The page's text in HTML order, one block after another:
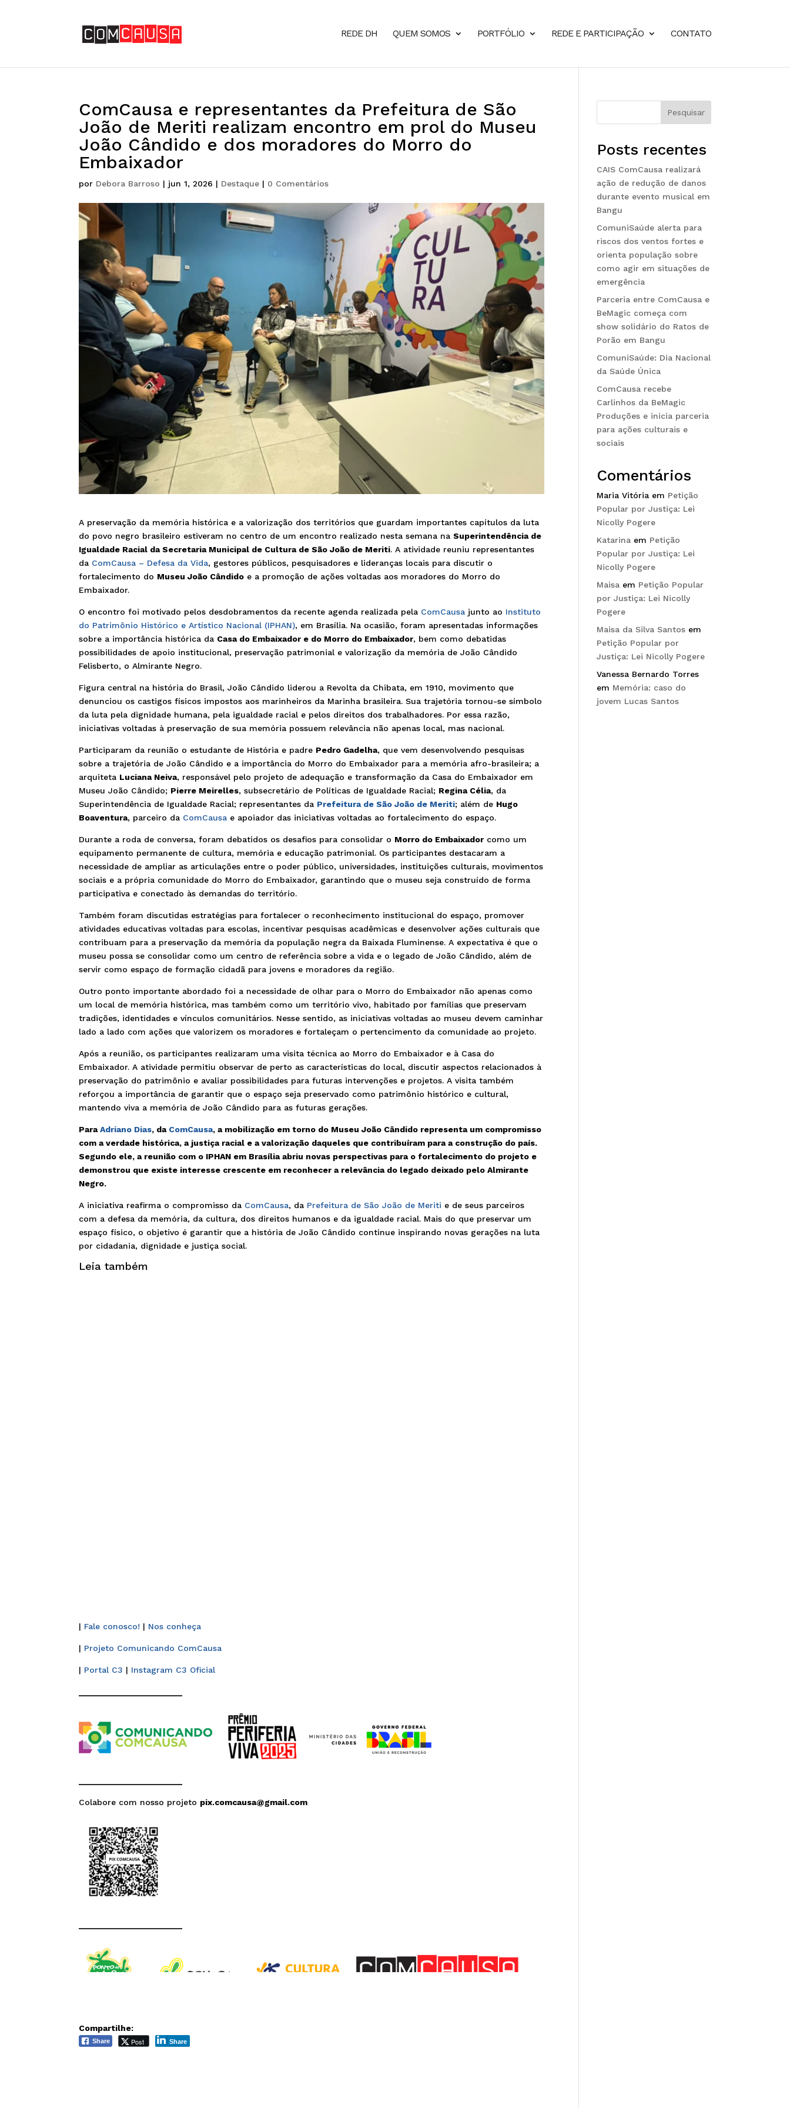
REDE DH QUEM SOMOS PORTFÓLIO REDE E PARTICIPAÇÃO CONTATO
ComCausa e representantes da Prefeitura de São
João de Meriti realizam encontro em prol do Museu
João Cândido e dos moradores do Morro do
Embaixador
por Debora Barroso | jun 1, 2026 | Destaque | 0 Comentários
A preservação da memória histórica e a valorização dos territórios que guardam importantes capítulos da luta
do povo negro brasileiro estiveram no centro de um encontro realizado nesta semana naSuperintendência de
Igualdade Racial da Secretaria Municipal de Cultura de São João de Meriti. A atividade reuniu representantes
da ComCausa – Defesa da Vida, gestores públicos, pesquisadores e lideranças locais para discutir o
fortalecimento do Museu João Cândido e a promoção de ações voltadas aos moradores do Morro do
Embaixador.
O encontro foi motivado pelos desdobramentos da recente agenda realizada pela ComCausa junto ao Instituto
do Patrimônio Histórico e Artístico Nacional (IPHAN), em Brasília. Na ocasião, foram apresentadas informações
sobre a importância histórica da Casa do Embaixador e do Morro do Embaixador, bem como debatidas
possibilidades de apoio institucional, preservação patrimonial e valorização da memória de João Cândido
Felisberto, o Almirante Negro.
Figura central na história do Brasil, João Cândido liderou a Revolta da Chibata, em 1910, movimento que
denunciou os castigos físicos impostos aos marinheiros da Marinha brasileira. Sua trajetória tornou-se símbolo
da luta pela dignidade humana, pela igualdade racial e pelos direitos dos trabalhadores. Por essa razão,
iniciativas voltadas à preservação de sua memória possuem relevância não apenas local, mas nacional.
Participaram da reunião o estudante de História e padre Pedro Gadelha, que vem desenvolvendo pesquisas
sobre a trajetória de João Cândido e a importância do Morro do Embaixador para a memória afro-brasileira; a
arquiteta Luciana Neiva, responsável pelo projeto de adequação e transformação da Casa do Embaixador em
Museu João Cândido; Pierre Meirelles, subsecretário de Políticas de Igualdade Racial; Regina Célia, da
Superintendência de Igualdade Racial; representantes da Prefeitura de São João de Meriti; além de Hugo
Boaventura, parceiro da ComCausa e apoiador das iniciativas voltadas ao fortalecimento do espaço.
Durante a roda de conversa, foram debatidos os desafios para consolidar o Morro do Embaixador como um
equipamento permanente de cultura, memória e educação patrimonial. Os participantes destacaram a
necessidade de ampliar as articulações entre o poder público, universidades, instituições culturais, movimentos
sociais e a própria comunidade do Morro do Embaixador, garantindo que o museu seja construído de forma
participativa e conectado às demandas do território.
Também foram discutidas estratégias para fortalecer o reconhecimento institucional do espaço, promover
atividades educativas voltadas para escolas, incentivar pesquisas acadêmicas e desenvolver ações culturais que
contribuam para a preservação da memória da população negra da Baixada Fluminense. A expectativa é que o
museu possa se consolidar como um centro de referência sobre a vida e o legado de João Cândido, além de
servir como espaço de formação cidadã para jovens e moradores da região.
Outro ponto importante abordado foi a necessidade de olhar para o Morro do Embaixador não apenas como
um local de memória histórica, mas também como um território vivo, habitado por famílias que preservam
tradições, identidades e vínculos comunitários. Nesse sentido, as iniciativas voltadas ao museu devem caminhar
lado a lado com ações que valorizem os moradores e fortaleçam o pertencimento da comunidade ao projeto.
Após a reunião, os participantes realizaram uma visita técnica ao Morro do Embaixador e à Casa do
Embaixador. A atividade permitiu observar de perto as características do local, discutir aspectos relacionados à
preservação do patrimônio e avaliar possibilidades para futuras intervenções e projetos. A visita também
reforçou a importância de garantir que o espaço seja preservado como patrimônio histórico e cultural,
mantendo viva a memória de João Cândido para as futuras gerações.
ParaAdriano Dias, da ComCausa, a mobilização em torno do Museu João Cândido representa um compromisso
com a verdade histórica, a justiça racial e a valorização daqueles que contribuíram para a construção do país.
Segundo ele, a reunião com o IPHAN em Brasília abriu novas perspectivas para o fortalecimento do projeto e
demonstrou que existe interesse crescente em reconhecer a relevância do legado deixado pelo Almirante
Negro.
A iniciativa reafirma o compromisso da ComCausa, da Prefeitura de São João de Meriti e de seus parceiros
com a defesa da memória, da cultura, dos direitos humanos e da igualdade racial. Mais do que preservar um
espaço físico, o objetivo é garantir que a história de João Cândido continue inspirando novas gerações na luta
por cidadania, dignidade e justiça social.
Leia também
| Fale conosco! | Nos conheça
| Projeto Comunicando ComCausa
| Portal C3 | Instagram C3 Oficial
Colabore com nosso projeto pix.comcausa@gmail.com
Compartilhe:
Share Post Share
Pesquisar
Posts recentes
CAIS ComCausa realizará
ação de redução de danos
durante evento musical em
Bangu
ComuniSaúde alerta para
riscos dos ventos fortes e
orienta população sobre
como agir em situações de
emergência
Parceria entre ComCausa e
BeMagic começa com
show solidário do Ratos de
Porão em Bangu
ComuniSaúde: Dia Nacional
da Saúde Única
ComCausa recebe
Carlinhos da BeMagic
Produções e inicia parceria
para ações culturais e
sociais
Comentários
Maria Vitória em Petição
Popular por Justiça: Lei
Nicolly Pogere
Katarina em Petição
Popular por Justiça: Lei
Nicolly Pogere
Maisa em Petição Popular
por Justiça: Lei Nicolly
Pogere
Maisa da Silva Santos em
Petição Popular por
Justiça: Lei Nicolly Pogere
Vanessa Bernardo Torres
em Memória: caso do
jovem Lucas Santos